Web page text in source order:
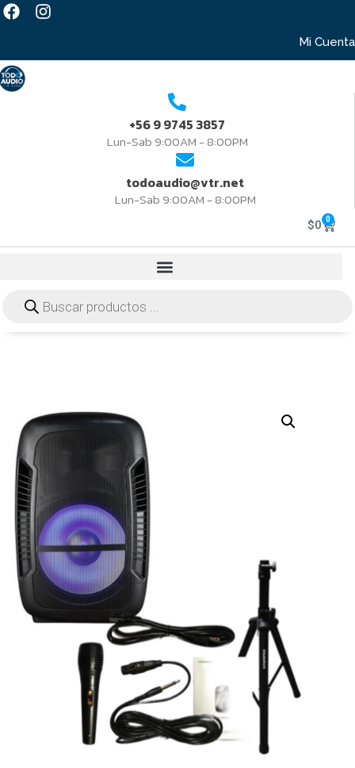
Mi Cuenta
+56 9 9745 3857
Lun-Sab 9:00AM - 8:00PM
todoaudio@vtr.net
Lun-Sab 9:00AM - 8:00PM
$0 0